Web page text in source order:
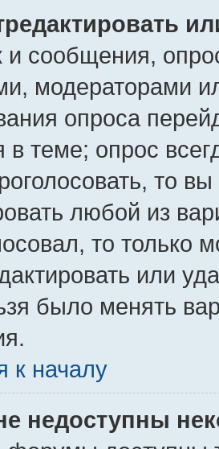
и сообщения,
модераторами
опроса
теме; опрос
то
любой из
то только
или
было менять
к началу
недоступны